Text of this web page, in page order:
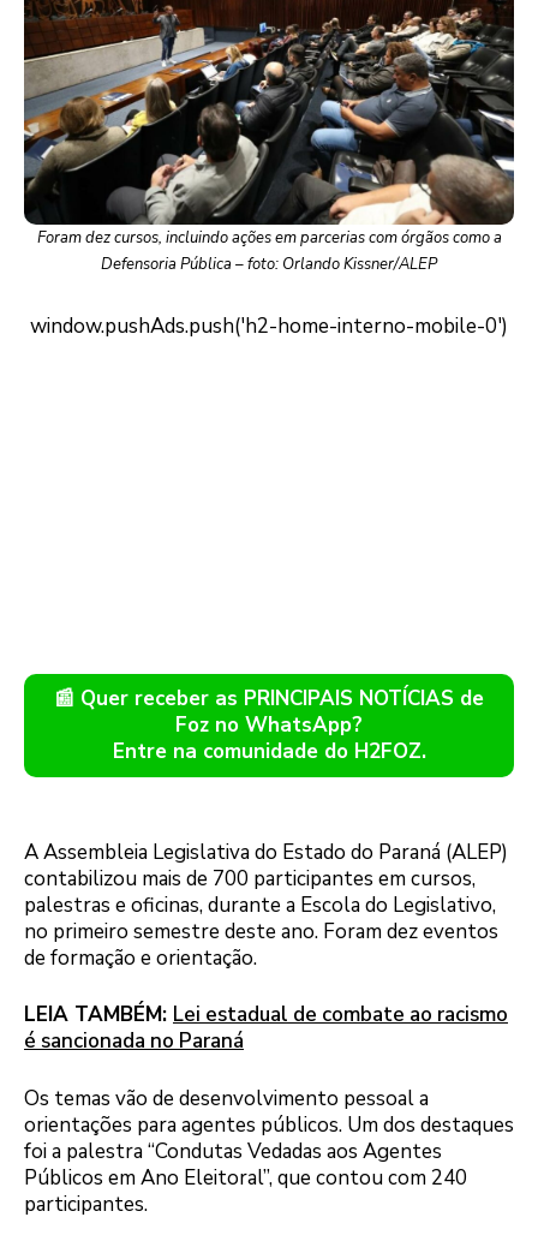
Foram dez cursos, incluindo ações em parcerias com órgãos como a
Defensoria Pública – foto: Orlando Kissner/ALEP
📰 Quer receber as PRINCIPAIS NOTÍCIAS de
Foz no WhatsApp?
Entre na comunidade do H2FOZ.
A Assembleia Legislativa do Estado do Paraná (ALEP)
contabilizou mais de 700 participantes em cursos,
palestras e oficinas, durante a Escola do Legislativo,
no primeiro semestre deste ano. Foram dez eventos
de formação e orientação.
LEIA TAMBÉM: Lei estadual de combate ao racismo
é sancionada no Paraná
Os temas vão de desenvolvimento pessoal a
orientações para agentes públicos. Um dos destaques
foi a palestra “Condutas Vedadas aos Agentes
Públicos em Ano Eleitoral”, que contou com 240
participantes.